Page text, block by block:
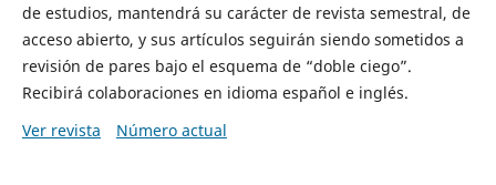
de estudios, mantendrá su carácter de revista semestral, de
acceso abierto, y sus artículos seguirán siendo sometidos a
revisión de pares bajo el esquema de “doble ciego”.
Recibirá colaboraciones en idioma español e inglés.
Ver revista
Número actual